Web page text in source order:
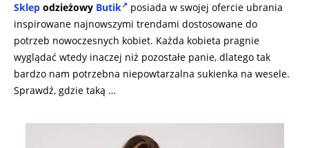
Sklep odzieżowy Butik
posiada w swojej ofercie ubrania
inspirowane najnowszymi trendami dostosowane do
potrzeb nowoczesnych kobiet. Każda kobieta pragnie
wyglądać wtedy inaczej niż pozostałe panie, dlatego tak
bardzo nam potrzebna niepowtarzalna sukienka na wesele.
Sprawdź, gdzie taką …